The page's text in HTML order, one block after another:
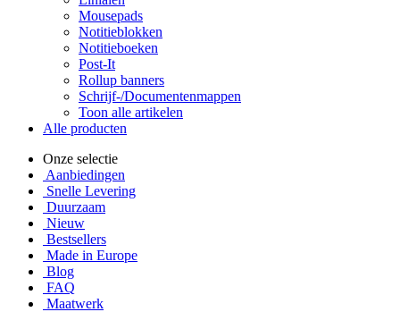
Mousepads
Notitieblokken
Notitieboeken
Post-It
Rollup banners
Schrijf-/Documentenmappen
Toon alle artikelen
Alle producten
Onze selectie
Aanbiedingen
Snelle Levering
Duurzaam
Nieuw
Bestsellers
Made in Europe
Blog
FAQ
Maatwerk